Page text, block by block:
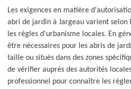
Les exigences en matière
abri de jardin à Jargeau varient
les règles d'urbanisme locales. En
être nécessaires pour les abris de
taille ou situés dans des zones
de vérifier auprès des autorités
professionnel pour connaître les